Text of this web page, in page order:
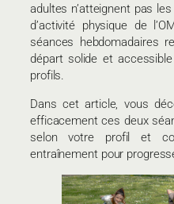
adultes n’atteignent pas
d’activité physique de
séances hebdomadaires
départ solide et
profils.
Dans cet article, vous
efficacement ces deux
selon votre profil et
entraînement pour